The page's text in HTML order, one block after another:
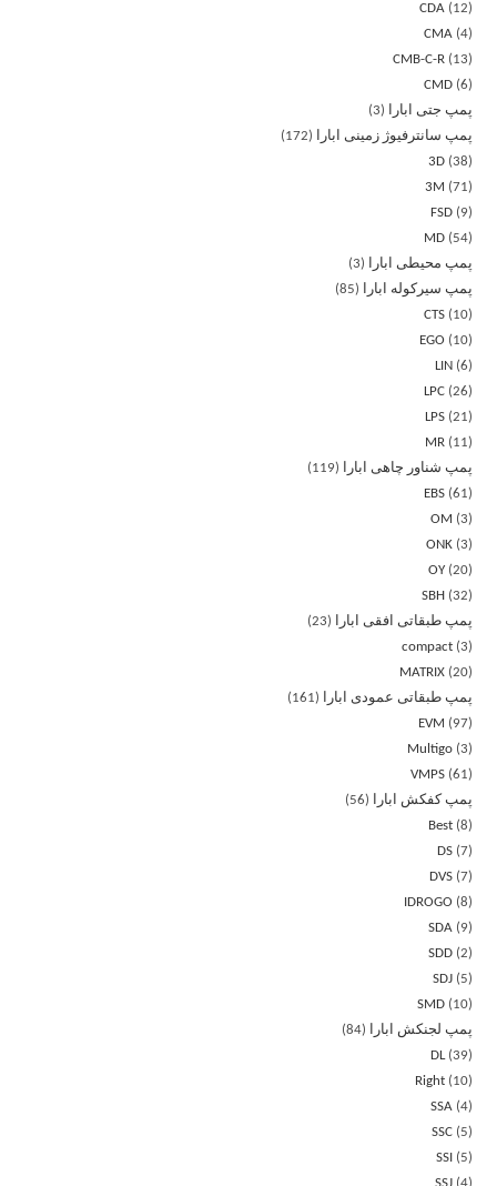
CDA
12
CMA 4
CMB-C-R
13
CMD 6
پمپ جتی ابارا
3
پمپ سانترفیوژ زمینی ابارا
172
3D 38
3M
71
FSD
9
MD
54
پمپ محیطی ابارا
3
پمپ سیرکوله ابارا
85
CTS
10
EGO
10
LIN
6
LPC 26
LPS 21
MR
11
پمپ شناور چاهی ابارا
119
EBS 61
OM
3
ONK 3
OY 20
SBH
32
پمپ طبقاتی افقی ابارا
23
compact 3
MATRIX 20
پمپ طبقاتی عمودی ابارا
161
EVM
97
Multigo 3
VMPS 61
پمپ کفکش ابارا
56
Best 8
DS 7
DVS 7
IDROGO
8
SDA
9
SDD 2
SDJ
5
SMD
10
پمپ لجنکش ابارا
84
DL 39
Right
10
SSA 4
SSC
5
SSI
5